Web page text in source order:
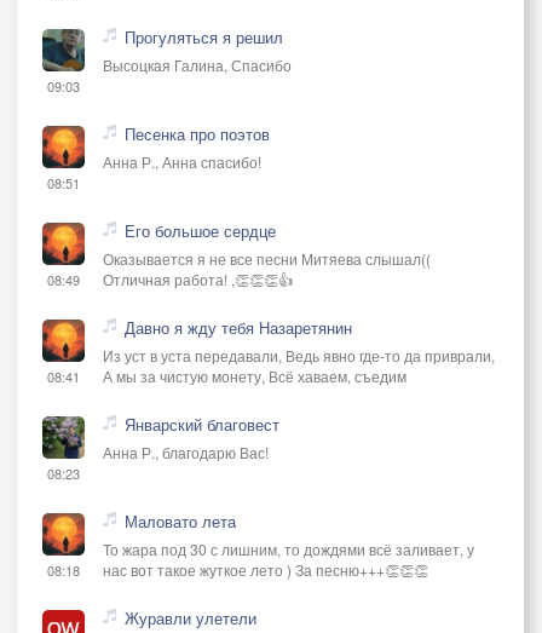
09:03
Прогуляться я решил
Высоцкая Галина, Спасибо
08:51
Песенка про поэтов
Анна Р., Анна спасибо!
08:49
Его большое сердце
Оказывается я не все песни Митяева слышал((
Отличная работа! ,👏👏👏👍
08:41
Давно я жду тебя Назаретянин
Из уст в уста передавали, Ведь явно где-то да приврали,
А мы за чистую монету, Всё хаваем, съедим
08:23
Январский благовест
Анна Р., благодарю Вас!
08:18
Маловато лета
То жара под 30 с лишним, то дождями всё заливает, у
нас вот такое жуткое лето ) За песню+++👏👏👏
Журавли улетели